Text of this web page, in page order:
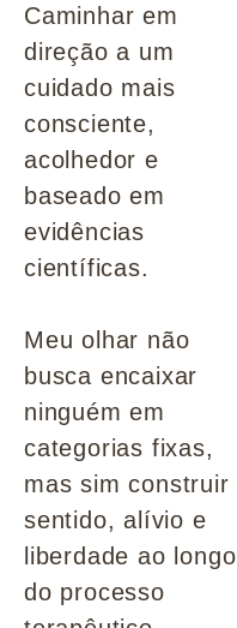
Caminhar em
direção a um
cuidado mais
consciente,
acolhedor e
baseado em
evidências
científicas.
Meu olhar não
busca encaixar
ninguém em
categorias fixas,
mas sim construir
sentido, alívio e
liberdade ao longo
do processo